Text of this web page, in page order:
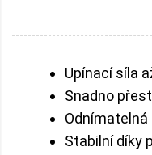
Upínací síla
Snadno
Stabilní díky